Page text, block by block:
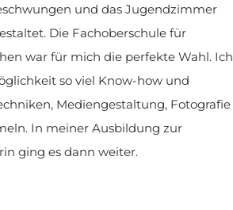
und das Jugendzimmer
Die Fachoberschule für
war für mich die perfekte Wahl. Ich
so viel Know-how und
Mediengestaltung, Fotografie
In meiner Ausbildung zur
ging es dann weiter.